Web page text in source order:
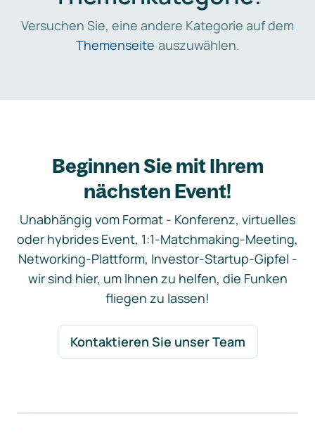
Versuchen Sie, eine andere Kategorie auf dem
Themenseite auszuwählen.
Beginnen Sie mit Ihrem
nächsten Event!
Unabhängig vom Format - Konferenz, virtuelles
oder hybrides Event, 1:1-Matchmaking-Meeting,
Networking-Plattform, Investor-Startup-Gipfel -
wir sind hier, um Ihnen zu helfen, die Funken
fliegen zu lassen!
Kontaktieren Sie unser Team